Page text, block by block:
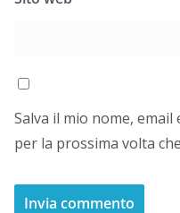
Salva il mio nome,
per la prossima volta